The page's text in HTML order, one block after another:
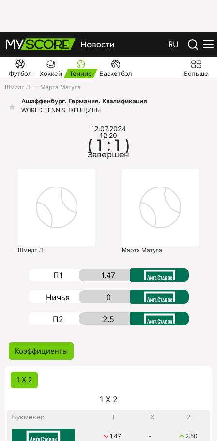
Новости RU
Футбол Хоккей Теннис Баскетбол
Больше
Шмидт Л. — Марта Матула
WORLD TENNIS. ЖЕНЩИНЫ
Ашаффенбург. Германия. Квалификация
Шмидт Л.
12.07.2024
12:20
( 1 : 1 )
Завершен
Марта Матула
П1 1.47
Ничья 0
П2 2.5
Коэффициенты
1 X 2
1 X 2
Букмекер 1 X 2
1.47 - 2.50